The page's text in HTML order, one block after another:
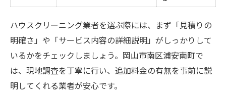
ハウスクリーニング業者を選ぶ際には、まず「見積りの
明確さ」や「サービス内容の詳細説明」がしっかりして
いるかをチェックしましょう。岡山市南区浦安南町で
は、現地調査を丁寧に行い、追加料金の有無を事前に説
明してくれる業者が安心です。